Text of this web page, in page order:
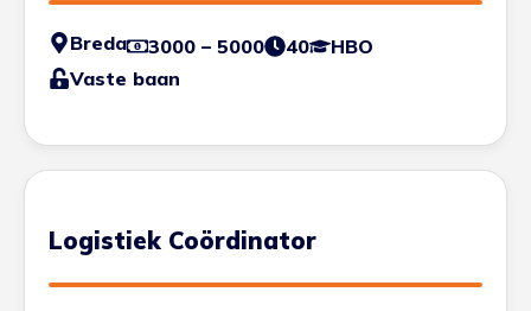
Breda 3000 – 5000 40
HBO
Vaste baan
Logistiek Coördinator